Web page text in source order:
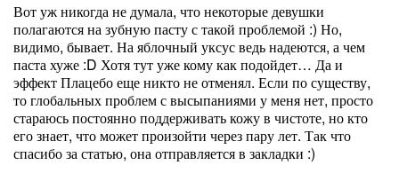
Вот уж никогда не думала, что некоторые девушки
полагаются на зубную пасту с такой проблемой :) Но,
видимо, бывает. На яблочный уксус ведь надеются, а чем
паста хуже :D Хотя тут уже кому как подойдет… Да и
эффект Плацебо еще никто не отменял. Если по существу,
то глобальных проблем с высыпаниями у меня нет, просто
стараюсь постоянно поддерживать кожу в чистоте, но кто
его знает, что может произойти через пару лет. Так что
спасибо за статью, она отправляется в закладки :)